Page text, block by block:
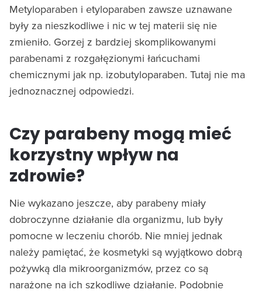
Metyloparaben i etyloparaben zawsze uznawane
były za nieszkodliwe i nic w tej materii się nie
zmieniło. Gorzej z bardziej skomplikowanymi
parabenami z rozgałęzionymi łańcuchami
chemicznymi jak np. izobutyloparaben. Tutaj nie ma
jednoznacznej odpowiedzi.
Czy parabeny mogą mieć
korzystny wpływ na
zdrowie?
Nie wykazano jeszcze, aby parabeny miały
dobroczynne działanie dla organizmu, lub były
pomocne w leczeniu chorób. Nie mniej jednak
należy pamiętać, że kosmetyki są wyjątkowo dobrą
pożywką dla mikroorganizmów, przez co są
narażone na ich szkodliwe działanie. Podobnie